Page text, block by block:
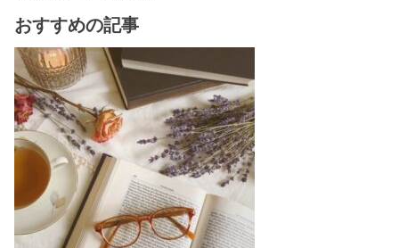
おすすめの記事